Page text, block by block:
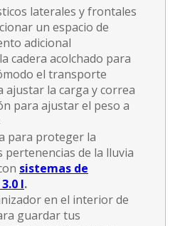
laterales y frontales
un espacio de
adicional
cadera acolchado para
el transporte
ajustar la carga y correa
para ajustar el peso a
para proteger la
pertenencias de la lluvia
sistemas de
l.
en el interior de
guardar tus